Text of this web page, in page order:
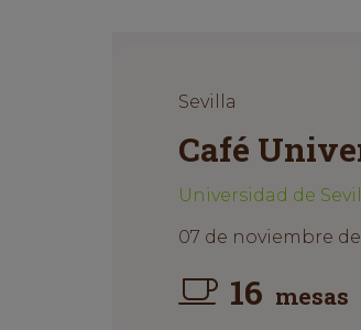
Sevilla
Café
Universidad de
07 de noviembre de
16 mesas